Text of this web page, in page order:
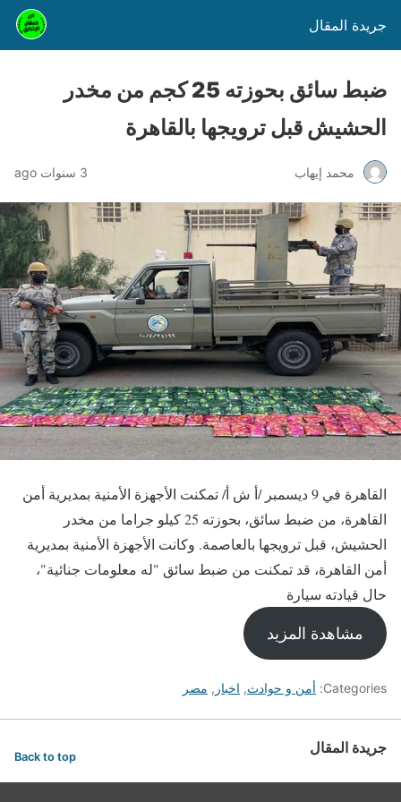
جريدة المقال
ضبط سائق بحوزته 25 كجم من مخدر
الحشيش قبل ترويجها بالقاهرة
محمد إيهاب 3 سنوات ago
القاهرة في 9 ديسمبر /أ ش أ/ تمكنت الأجهزة الأمنية بمديرية أمن
القاهرة، من ضبط سائق، بحوزته 25 كيلو جراما من مخدر
الحشيش، قبل ترويجها بالعاصمة. وكانت الأجهزة الأمنية بمديرية
أمن القاهرة، قد تمكنت من ضبط سائق "له معلومات جنائية"،
حال قيادته سيارة
مشاهدة المزيد
Categories: أمن و حوادث, اخبار , مصر
جريدة المقال Back to top